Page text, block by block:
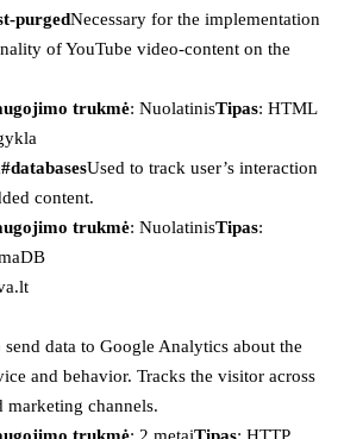
purgedNecessary for the implementation
of YouTube video-content on the
trukmė: NuolatinisTipas: HTML
Used to track user’s interaction
content.
trukmė: NuolatinisTipas:
send data to Google Analytics about the
and behavior. Tracks the visitor across
marketing channels.
trukmė: 2 metaiTipas: HTTP